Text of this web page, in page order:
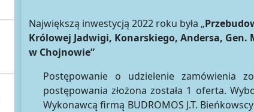
Największą inwestycją 2022 roku była „
Królowej Jadwigi, Konarskiego, Andersa,
w Chojnowie”
Postępowanie o udzielenie zamówienia
postępowania złożona została 1 oferta.
Wykonawcą firmą BUDROMOS J.T.